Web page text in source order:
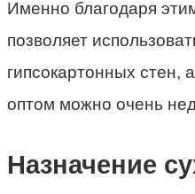
Именно благодаря
позволяет
гипсокартонных стен,
оптом можно очень
Назначение